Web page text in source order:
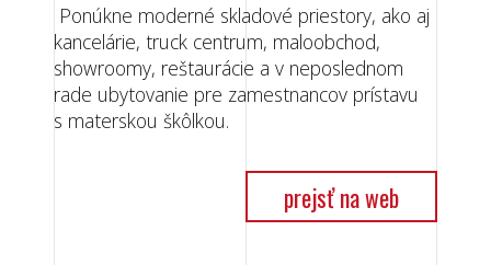
Ponúkne moderné skladové priestory, ako aj
kancelárie, truck centrum, maloobchod,
showroomy, reštaurácie a v neposlednom
rade ubytovanie pre zamestnancov prístavu
s materskou škôlkou.
prejsť na web